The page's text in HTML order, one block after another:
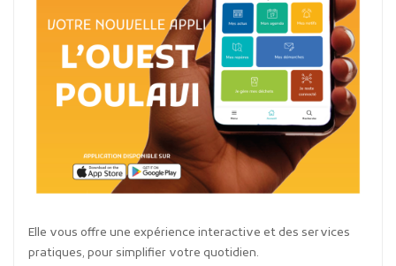
Elle vous offre une expérience interactive et des services
pratiques, pour simplifier votre quotidien.